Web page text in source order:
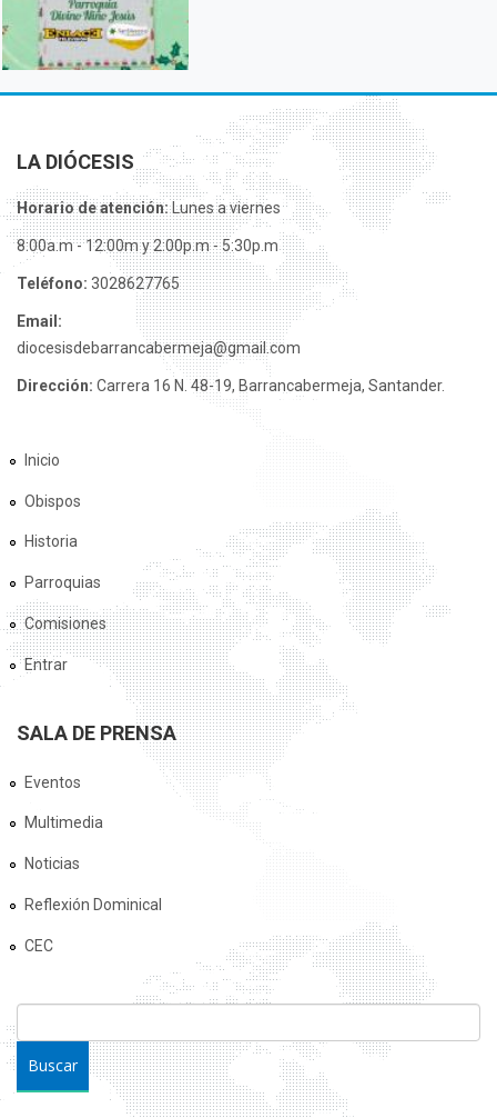
LA DIÓCESIS
Horario de atención:Lunes a viernes
8:00a.m - 12:00m y 2:00p.m - 5:30p.m
Teléfono: 3028627765
Email:
diocesisdebarrancabermeja@gmail.com
Dirección: Carrera 16 N. 48-19, Barrancabermeja, Santander.
Inicio
Obispos
Historia
Parroquias
Comisiones
Entrar
SALA DE PRENSA
Eventos
Multimedia
Noticias
Reflexión Dominical
CEC
FORMULARIO DE BÚSQUEDA